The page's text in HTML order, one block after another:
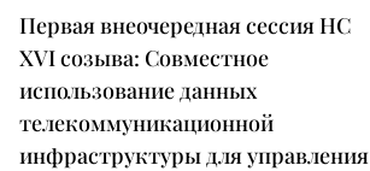
Первая внеочередная сессия НС
XVI созыва: Совместное
использование данных
телекоммуникационной
инфраструктуры для управления